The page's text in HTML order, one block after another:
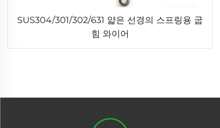
SUS304/301/302/631 얇은 선경의 스프링용 굽
힘 와이어